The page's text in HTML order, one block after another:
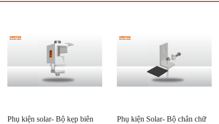
Phụ kiện solar- Bộ kẹp biên
Phụ kiện Solar- Bộ chân chữ